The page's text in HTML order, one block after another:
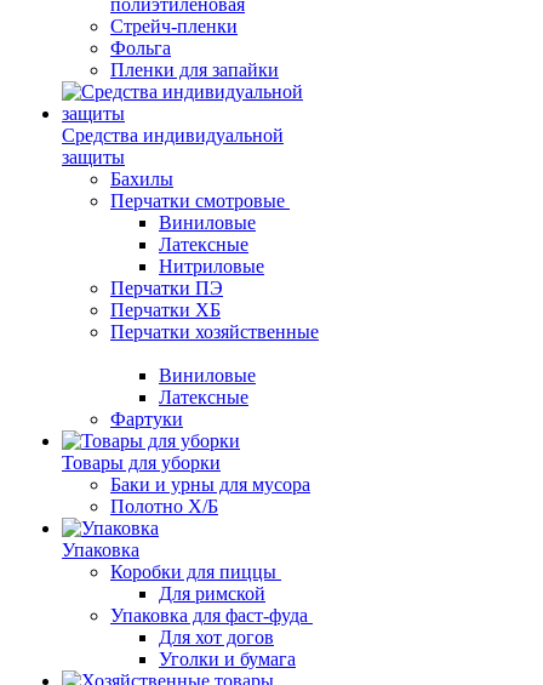
полиэтиленовая
Стрейч-пленки
Фольга
Пленки для запайки
Средства индивидуальной
защиты
Бахилы
Перчатки смотровые
Виниловые
Латексные
Нитриловые
Перчатки ПЭ
Перчатки ХБ
Перчатки хозяйственные
Виниловые
Латексные
Фартуки
Товары для уборки
Баки и урны для мусора
Полотно Х/Б
Упаковка
Коробки для пиццы
Для римской
Упаковка для фаст-фуда
Для хот догов
Уголки и бумага